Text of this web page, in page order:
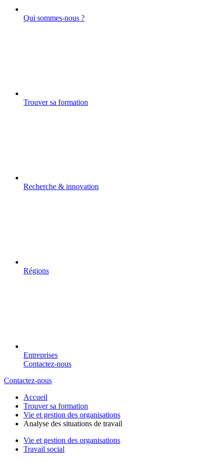
Qui sommes-nous ?
Trouver sa formation
Recherche & innovation
Régions
Entreprises
Contactez-nous
Contactez-nous
Accueil
Trouver sa formation
Vie et gestion des organisations
Analyse des situations de travail
Vie et gestion des organisations
Travail social